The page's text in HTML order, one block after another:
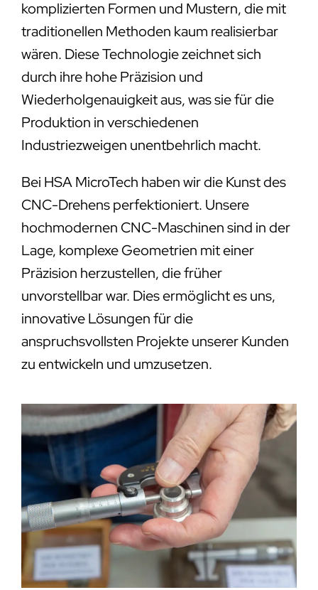
komplizierten Formen und Mustern, die mit
traditionellen Methoden kaum realisierbar
wären. Diese Technologie zeichnet sich
durch ihre hohe Präzision und
Wiederholgenauigkeit aus, was sie für die
Produktion in verschiedenen
Industriezweigen unentbehrlich macht.
Bei HSA MicroTech haben wir die Kunst des
CNC-Drehens perfektioniert. Unsere
hochmodernen CNC-Maschinen sind in der
Lage, komplexe Geometrien mit einer
Präzision herzustellen, die früher
unvorstellbar war. Dies ermöglicht es uns,
innovative Lösungen für die
anspruchsvollsten Projekte unserer Kunden
zu entwickeln und umzusetzen.